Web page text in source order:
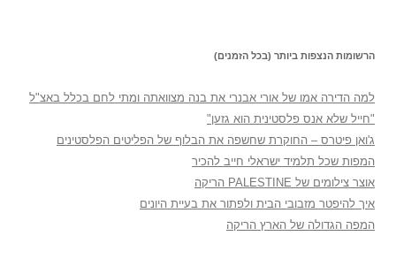
הרשומות הנצפות ביותר (בכל הזמנים)
למה הדירה אמו של אורי אבנרי את בנה מצוואתה ומתי לחם בכלל באצ"ל
"חייל שלא אנס פלסטינית הוא גזען"
ג'ואן פיטרס – החוקרת שחשפה את הבלוף של הפליטים הפלסטינים
המפות שכל תלמיד ישראלי חייב להכיר
אוצר צילומים של PALESTINE הריקה
איך להיפטר מזבובי הבית ולפתור את בעיית היונים
המפה הגדולה של הארץ הריקה